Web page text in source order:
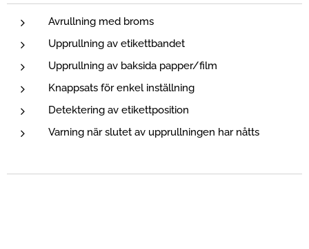
Avrullning med broms
Upprullning av etikettbandet
Upprullning av baksida papper/film
Knappsats för enkel inställning
Detektering av etikettposition
Varning när slutet av upprullningen har nåtts